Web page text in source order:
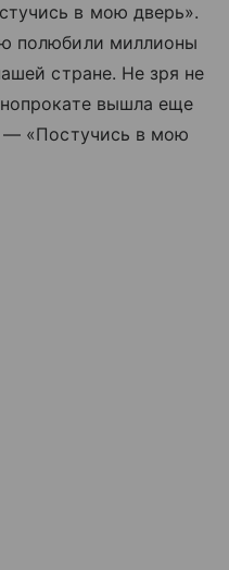
в мою дверь».
полюбили миллионы
стране. Не зря не
вышла еще
— «Постучись в мою